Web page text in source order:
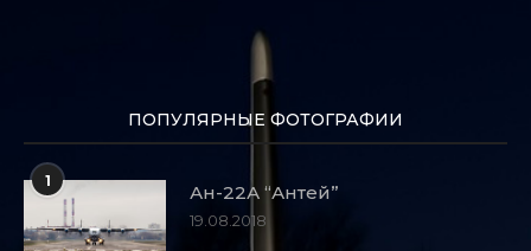
ПОПУЛЯРНЫЕ ФОТОГРАФИИ
1
Ан-22А “Антей”
19.08.2018